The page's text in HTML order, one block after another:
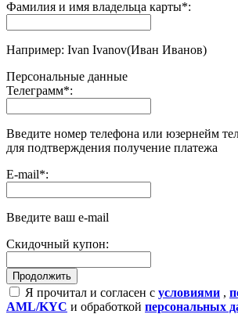
Фамилия и имя владельца карты*:
Например: Ivan Ivanov(Иван Иванов)
Персональные данные
Телеграмм*:
Введите номер телефона или юзернейм
для подтверждения получение платежа
E-mail*:
Введите ваш e-mail
Скидочный купон:
Я прочитал и согласен с условиями ,
AML/KYC и обработкой персональных